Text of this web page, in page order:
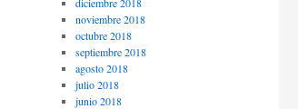
noviembre 2018
octubre 2018
septiembre 2018
agosto 2018
julio 2018
junio 2018